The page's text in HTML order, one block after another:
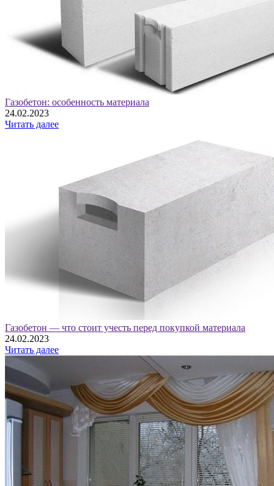
Газобетон: особенность материала
24.02.2023
Читать далее
Газобетон — что стоит учесть перед покупкой материала
24.02.2023
Читать далее